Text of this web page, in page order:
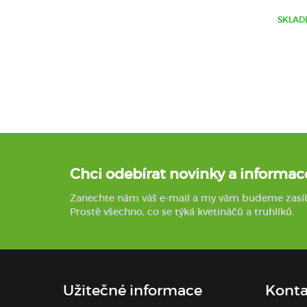
Chci odebírat novinky a
Zanechte nám váš e-mail a my vám budeme
Prostě všechno, co se týká kvetináčů a truhlíků.
Užitečné informace